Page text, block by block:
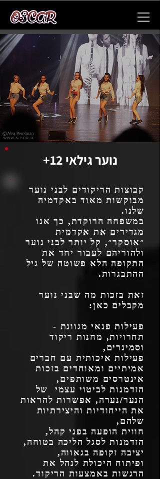
נוער גילאי 12+
קבוצות הריקודים לבני נוער
מבוקשות מאוד באקדמיה
שלנו.
במשפחה הרוקדת, כך אנו
מגדירים את אקדמית
״אוסקר״, קל יותר לבני נוער
ולהוריהם לעבור יחד את
התקופה הלא פשוטה של גיל
ההתבגרות.
זאת בזכות מה שבני נוער
מקבלים כאן:
פעילות פנאי מגוונת -
תחרויות, מחנות ריקוד
וסמינרים,
פעילות איכותית עם חברים
אמיתיים ומאוחדים בזכות
אינטרסים משותפים,
הזדמנות לביטוי עצמי של
הנער/נערה, אפשרות להראות
את הייחודיות והיצירתיות
שלהם,
חווית הופעה בפני קהל,
הזדמנות לסגל הליכה בטוחה,
יציבה זקופה בגאווה,
ופיתוח היכולת לנהל את
הרגשות באמצעות הריקוד.